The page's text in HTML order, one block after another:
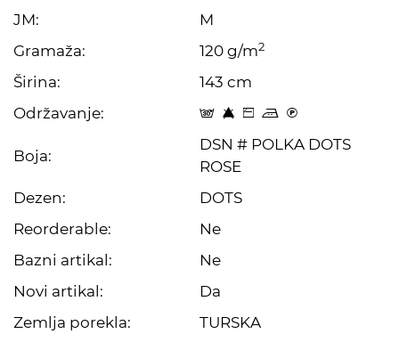
JM:
M
Gramaža:
120 g/m2
Širina:
143 cm
Održavanje:
s 8 Z p C
Boja:
DSN # POLKA DOTS
ROSE
Dezen:
DOTS
Reorderable:
Ne
Bazni artikal:
Ne
Novi artikal:
Da
Zemlja porekla:
TURSKA